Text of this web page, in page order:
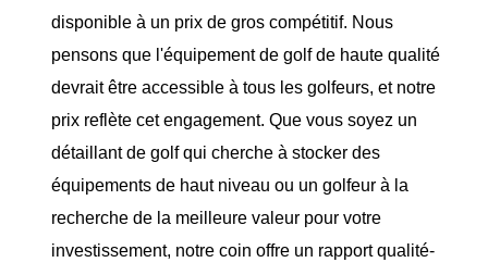
disponible à un prix de gros compétitif. Nous
pensons que l'équipement de golf de haute qualité
devrait être accessible à tous les golfeurs, et notre
prix reflète cet engagement. Que vous soyez un
détaillant de golf qui cherche à stocker des
équipements de haut niveau ou un golfeur à la
recherche de la meilleure valeur pour votre
investissement, notre coin offre un rapport qualité-